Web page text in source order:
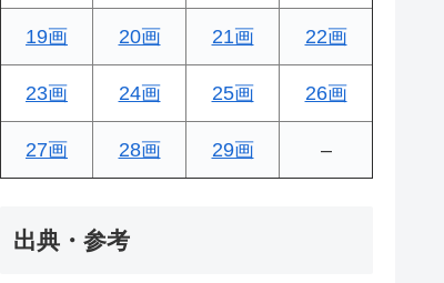
19画 20画 21画 22画
23画 24画 25画 26画
27画 28画 29画 –
出典・参考